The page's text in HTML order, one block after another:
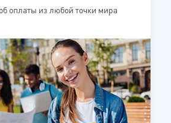
оплаты из любой точки мира